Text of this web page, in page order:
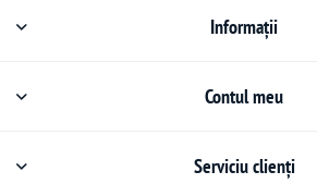
Informații
Contul meu
Serviciu clienți